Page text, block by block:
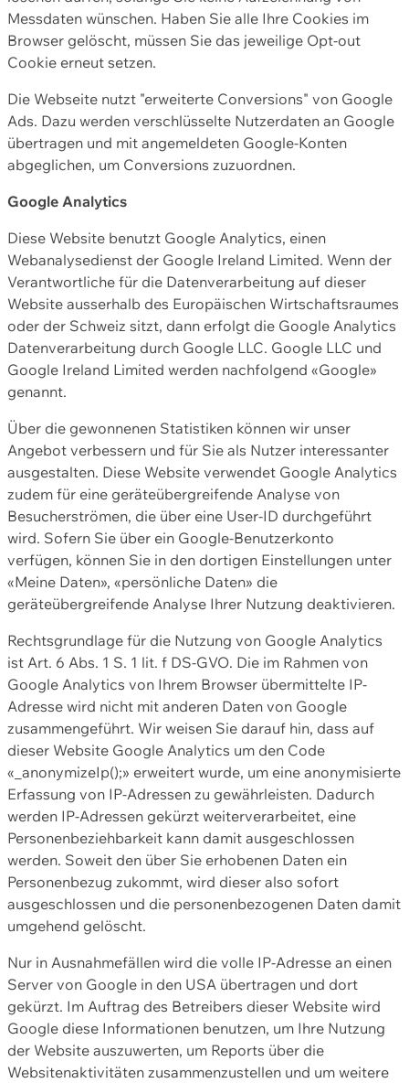
Messdaten wünschen. Haben Sie alle Ihre Cookies im
Browser gelöscht, müssen Sie das jeweilige Opt-out
Cookie erneut setzen.
Die Webseite nutzt "erweiterte Conversions" von Google
Ads. Dazu werden verschlüsselte Nutzerdaten an Google
übertragen und mit angemeldeten Google-Konten
abgeglichen, um Conversions zuzuordnen.
Google Analytics
Diese Website benutzt Google Analytics, einen
Webanalysedienst der Google Ireland Limited. Wenn der
Verantwortliche für die Datenverarbeitung auf dieser
Website ausserhalb des Europäischen Wirtschaftsraumes
oder der Schweiz sitzt, dann erfolgt die Google Analytics
Datenverarbeitung durch Google LLC. Google LLC und
Google Ireland Limited werden nachfolgend «Google»
genannt.
Über die gewonnenen Statistiken können wir unser
Angebot verbessern und für Sie als Nutzer interessanter
ausgestalten. Diese Website verwendet Google Analytics
zudem für eine geräteübergreifende Analyse von
Besucherströmen, die über eine User-ID durchgeführt
wird. Sofern Sie über ein Google-Benutzerkonto
verfügen, können Sie in den dortigen Einstellungen unter
«Meine Daten», «persönliche Daten» die
geräteübergreifende Analyse Ihrer Nutzung deaktivieren.
Rechtsgrundlage für die Nutzung von Google Analytics
ist Art. 6 Abs. 1 S. 1 lit. f DS-GVO. Die im Rahmen von
Google Analytics von Ihrem Browser übermittelte IP-
Adresse wird nicht mit anderen Daten von Google
zusammengeführt. Wir weisen Sie darauf hin, dass auf
dieser Website Google Analytics um den Code
«_anonymizeIp();» erweitert wurde, um eine anonymisierte
Erfassung von IP-Adressen zu gewährleisten. Dadurch
werden IP-Adressen gekürzt weiterverarbeitet, eine
Personenbeziehbarkeit kann damit ausgeschlossen
werden. Soweit den über Sie erhobenen Daten ein
Personenbezug zukommt, wird dieser also sofort
ausgeschlossen und die personenbezogenen Daten damit
umgehend gelöscht.
Nur in Ausnahmefällen wird die volle IP-Adresse an einen
Server von Google in den USA übertragen und dort
gekürzt. Im Auftrag des Betreibers dieser Website wird
Google diese Informationen benutzen, um Ihre Nutzung
der Website auszuwerten, um Reports über die
Websitenaktivitäten zusammenzustellen und um weitere